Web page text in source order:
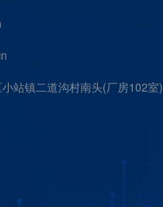
站镇二道沟村南头(厂房102室)